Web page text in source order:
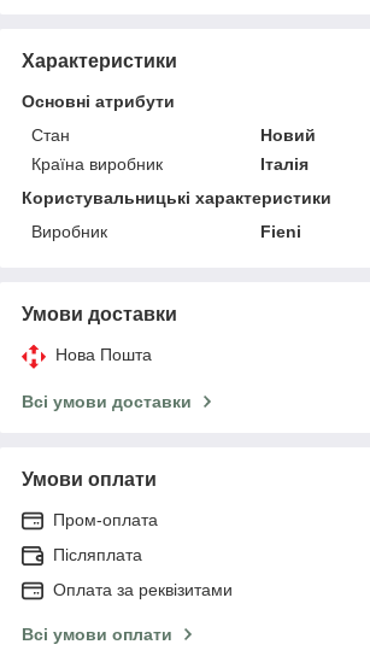
Характеристики
Основні атрибути
Стан
Новий
Країна виробник
Італія
Користувальницькі характеристики
Виробник
Fieni
Умови доставки
Нова Пошта
Всі умови доставки
Умови оплати
Пром-оплата
Післяплата
Оплата за реквізитами
Всі умови оплати